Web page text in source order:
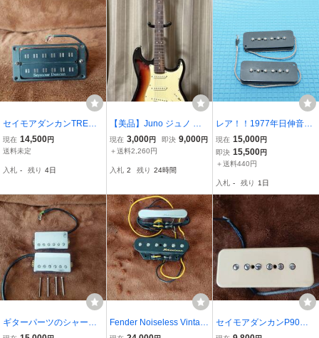
セイモアダンカンTREMB
UCKER
現在 14,500円
送料未定
入札 - 残り 4日
【美品】Juno ジュノ ス
トラトタイプ エレキギタ
ー ソフトケース付き
現在 3,000円 即決 9,000円
＋送料2,260円
入札 2 残り 24時間
レア！！1977年日伸音波
製 P90 ピックアップ
デートコード 17709
現在 15,000円
即決 15,500円
＋送料440円
入札 - 残り 1日
ギターパーツのシャーラ
ー ピックアップ セッ
Fender Noiseless Vintag
e Telecaster Pickup Set
セイモアダンカンP90タ
イプ